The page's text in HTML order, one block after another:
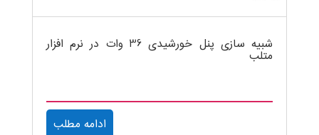
شبیه سازی پنل خورشیدی 36 وات در نرم افزار
متلب
ادامه مطلب